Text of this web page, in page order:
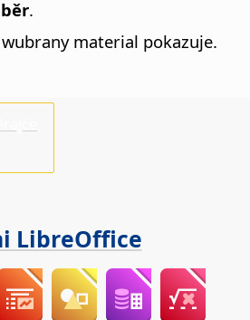
.
material pokazuje.
LibreOffice